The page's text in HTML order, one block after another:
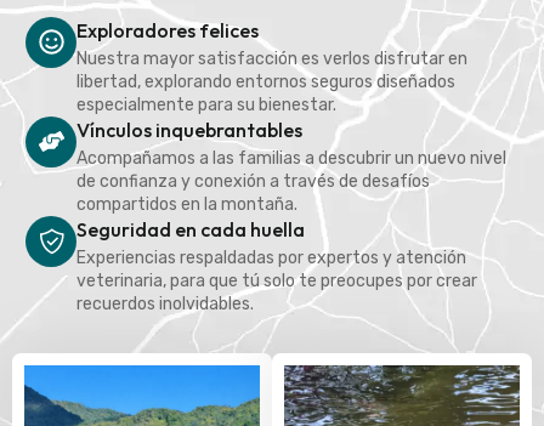
Exploradores felices
Nuestra mayor satisfacción es verlos disfrutar en
libertad, explorando entornos seguros diseñados
especialmente para su bienestar.
Vínculos inquebrantables
Acompañamos a las familias a descubrir un nuevo nivel
de confianza y conexión a través de desafíos
compartidos en la montaña.
Seguridad en cada huella
Experiencias respaldadas por expertos y atención
veterinaria, para que tú solo te preocupes por crear
recuerdos inolvidables.